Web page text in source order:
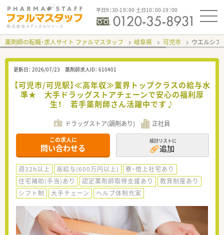
平日9：30-19：00 土日10：00-19：00
薬剤師の転職・求人サイト ファルマスタッフ 岐阜県 可児市 ウエルシ
更新日： 2026/07/23 薬剤師求人ID： 610401
【可児市/可児駅】≪高年収≫業界トップクラスの給与水
準★ 大手ドラッグストアチェーンで安心の福利厚
生！ 若手薬剤師さん活躍中です♪
ドラッグストア(調剤あり) 正社員
この求人に
問い合わせる
検討リストに
追加
週32h以上 高給与(600万円以上)
寮・借上社宅あり
住宅補助(手当)あり
認定薬剤師取得支援あり
教育制度あり
シフト制
大手チェーン ヘルプ体制充実